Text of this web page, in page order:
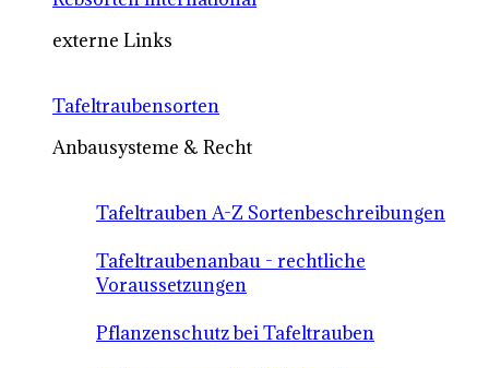
externe Links
Tafeltraubensorten
Anbausysteme & Recht
Tafeltrauben A-Z Sortenbeschreibungen
Tafeltraubenanbau - rechtliche
Voraussetzungen
Pflanzenschutz bei Tafeltrauben